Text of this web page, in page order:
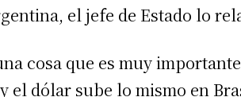
el jefe de Estado lo
cosa que es muy
el dólar sube lo mismo en